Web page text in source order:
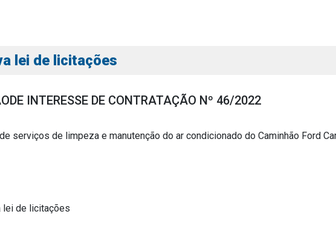
Notícias
lei de licitações
INTERESSE DE CONTRATAÇÃO Nº 46/2022
serviços de limpeza e manutenção do ar condicionado do Caminhão Ford
lei de licitações